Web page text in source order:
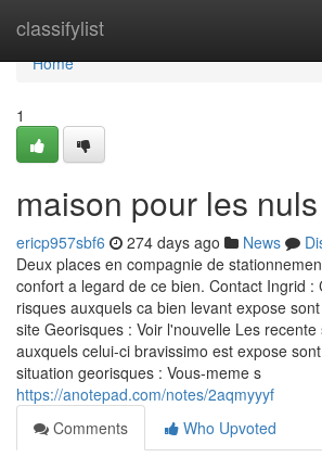
classifylist
Home
Home
1
maison pour les nuls
ericp957sbf6 274 days ago News
Deux places en compagnie de
confort a legard de ce bien. Contact Ingrid :
risques auxquels ca bien levant expose
site Georisques : Voir l'nouvelle Les
auxquels celui-ci bravissimo est expose
situation georisques : Vous-meme s
https://anotepad.com/notes/2aqmyyyf
Comments
Who Upvoted